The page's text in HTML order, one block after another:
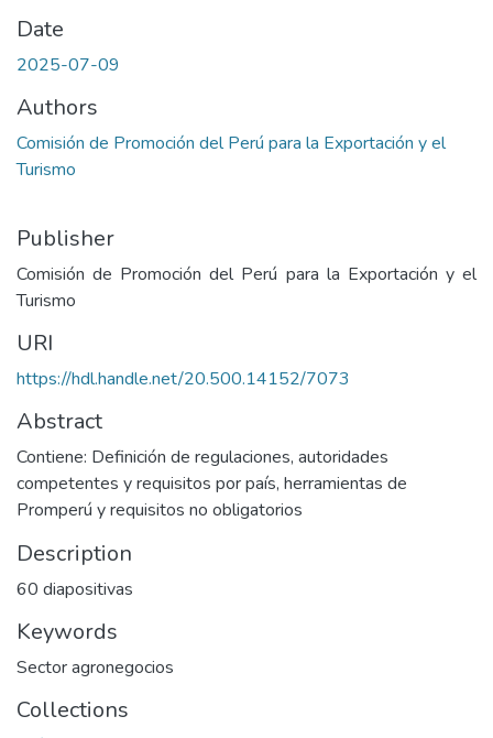
Date
2025-07-09
Authors
Comisión de Promoción del Perú para la Exportación y el
Turismo
Publisher
Comisión de Promoción del Perú para la Exportación y el
Turismo
URI
https://hdl.handle.net/20.500.14152/7073
Abstract
Contiene: Definición de regulaciones, autoridades
competentes y requisitos por país, herramientas de
Promperú y requisitos no obligatorios
Description
60 diapositivas
Keywords
Sector agronegocios
Collections